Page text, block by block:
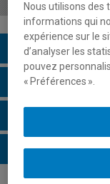
Description du
Horaire - Été 2026
Horaire -
Horaire - Hiver
Nous utilisons des
informations qui
expérience sur le
d’analyser les
pouvez
« Préférences ».